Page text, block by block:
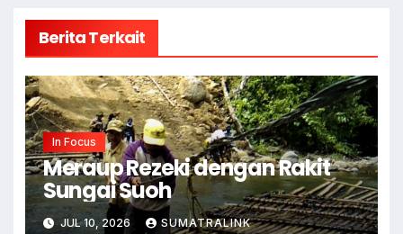
Berita Terkait
In Focus
Meraup Rezeki dengan Rakit
Sungai Suoh
JUL 10, 2026 SUMATRALINK